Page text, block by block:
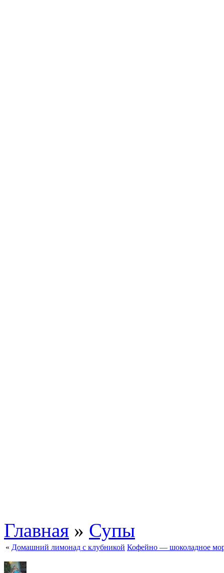
Главная » Супы
« Домашний лимонад с клубникой Кофейно — шоколадное